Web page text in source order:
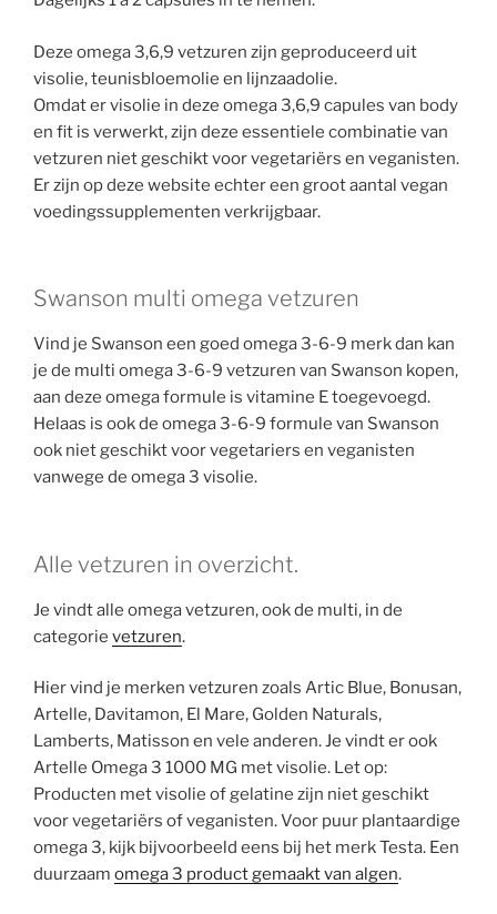
Deze omega 3,6,9 vetzuren zijn geproduceerd uit
visolie, teunisbloemolie en lijnzaadolie.
Omdat er visolie in deze omega 3,6,9 capules van body
en fit is verwerkt, zijn deze essentiele combinatie van
vetzuren niet geschikt voor vegetariërs en veganisten.
Er zijn op deze website echter een groot aantal vegan
voedingssupplementen verkrijgbaar.
Swanson multi omega vetzuren
Vind je Swanson een goed omega 3-6-9 merk dan kan
je de multi omega 3-6-9 vetzuren van Swanson kopen,
aan deze omega formule is vitamine E toegevoegd.
Helaas is ook de omega 3-6-9 formule van Swanson
ook niet geschikt voor vegetariers en veganisten
vanwege de omega 3 visolie.
Alle vetzuren in overzicht.
Je vindt alle omega vetzuren, ook de multi, in de
categorie vetzuren.
Hier vind je merken vetzuren zoals Artic Blue, Bonusan,
Artelle, Davitamon, El Mare, Golden Naturals,
Lamberts, Matisson en vele anderen. Je vindt er ook
Artelle Omega 3 1000 MG met visolie. Let op:
Producten met visolie of gelatine zijn niet geschikt
voor vegetariërs of veganisten. Voor puur plantaardige
omega 3, kijk bijvoorbeeld eens bij het merk Testa. Een
duurzaam omega 3 product gemaakt van algen.